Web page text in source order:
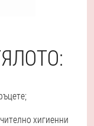
хигиенни